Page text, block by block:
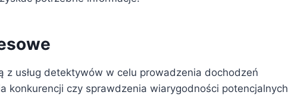
z usług detektywów w celu prowadzenia dochodzeń
konkurencji czy sprawdzenia wiarygodności potencjalnych